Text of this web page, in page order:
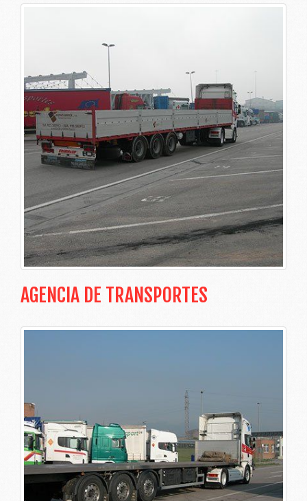
AGENCIA DE TRANSPORTES